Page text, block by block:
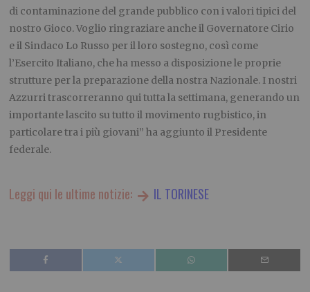
di contaminazione del grande pubblico con i valori tipici del
nostro Gioco. Voglio ringraziare anche il Governatore Cirio
e il Sindaco Lo Russo per il loro sostegno, così come
l’Esercito Italiano, che ha messo a disposizione le proprie
strutture per la preparazione della nostra Nazionale. I nostri
Azzurri trascorreranno qui tutta la settimana, generando un
importante lascito su tutto il movimento rugbistico, in
particolare tra i più giovani” ha aggiunto il Presidente
federale.
Leggi qui le ultime notizie: IL TORINESE